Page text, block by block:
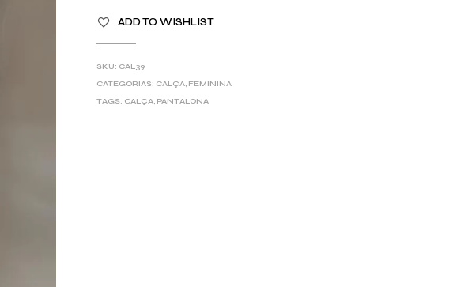
ADD TO WISHLIST
SKU: CAL39
CATEGORIAS: CALÇA, FEMININA
TAGS: CALÇA, PANTALONA